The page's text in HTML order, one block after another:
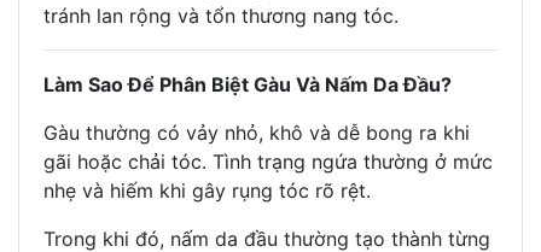
tránh lan rộng và tổn thương nang tóc.
Làm Sao Để Phân Biệt Gàu Và Nấm Da Đầu?
Gàu thường có vảy nhỏ, khô và dễ bong ra khi
gãi hoặc chải tóc. Tình trạng ngứa thường ở mức
nhẹ và hiếm khi gây rụng tóc rõ rệt.
Trong khi đó, nấm da đầu thường tạo thành từng